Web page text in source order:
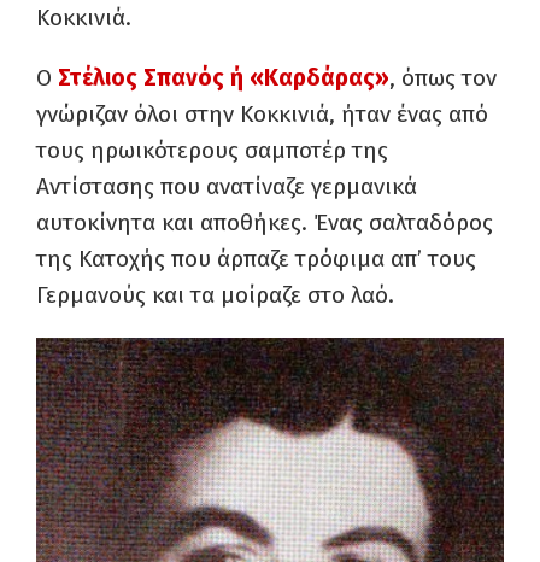
Κοκκινιά.
Ο Στέλιος Σπανός ή «Καρδάρας», όπως τον
γνώριζαν όλοι στην Κοκκινιά, ήταν ένας από
τους ηρωικότερους σαμποτέρ της
Αντίστασης που ανατίναζε γερμανικά
αυτοκίνητα και αποθήκες. Ένας σαλταδόρος
της Κατοχής που άρπαζε τρόφιμα απ’ τους
Γερμανούς και τα μοίραζε στο λαό.